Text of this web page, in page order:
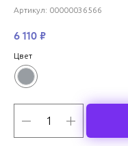
Артикул: 00000036566
6 110 ₽
Цвет